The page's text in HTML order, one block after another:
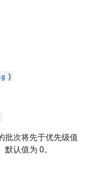
)
批次将先于优先级值
认值为 0。